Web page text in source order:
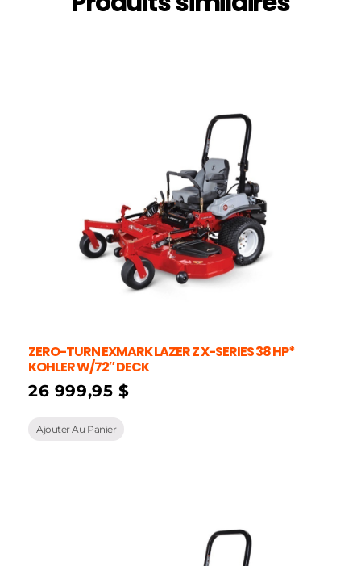
ZERO-TURN EXMARK LAZER Z X-SERIES 38 HP*
KOHLER W/72″ DECK
26 999,95 $
Ajouter Au Panier